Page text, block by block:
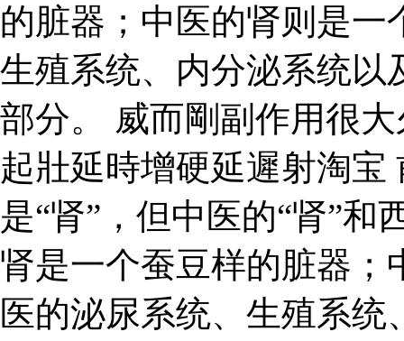
的脏器；中医的肾则是
生殖系统、内分泌系统以
部分。 威而剛副作用很
起壯延時增硬延遲射淘宝
是“肾”，但中医的“肾”和
肾是一个蚕豆样的脏器；
医的泌尿系统、生殖系